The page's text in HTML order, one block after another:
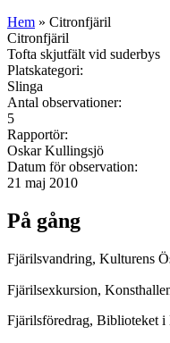
Hem » Citronfjäril
Citronfjäril
Tofta skjutfält vid suderbys
Platskategori:
Slinga
Antal observationer:
5
Rapportör:
Oskar Kullingsjö
Datum för observation:
21 maj 2010
På gång
Fjärilsvandring, Kulturens
Fjärilsexkursion,
Fjärilsföredrag, Biblioteket i